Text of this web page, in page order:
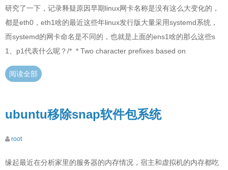
研究了一下，记录释疑原因早期linux网卡名称是没有这么大变化的，
都是eth0，eth1啥的最近这些年linux发行版大量采用systemd系统，
而systemd的网卡命名是不同的，也就是上面的ens1啥的那么这些s
1、p1代表什么呢？/* * Two character prefixes based on
阅读全部
ubuntu移除snap软件包系统
root
缘起最近在分析家里的服务器的内存情况，宿主和虚拟机的内存都吃